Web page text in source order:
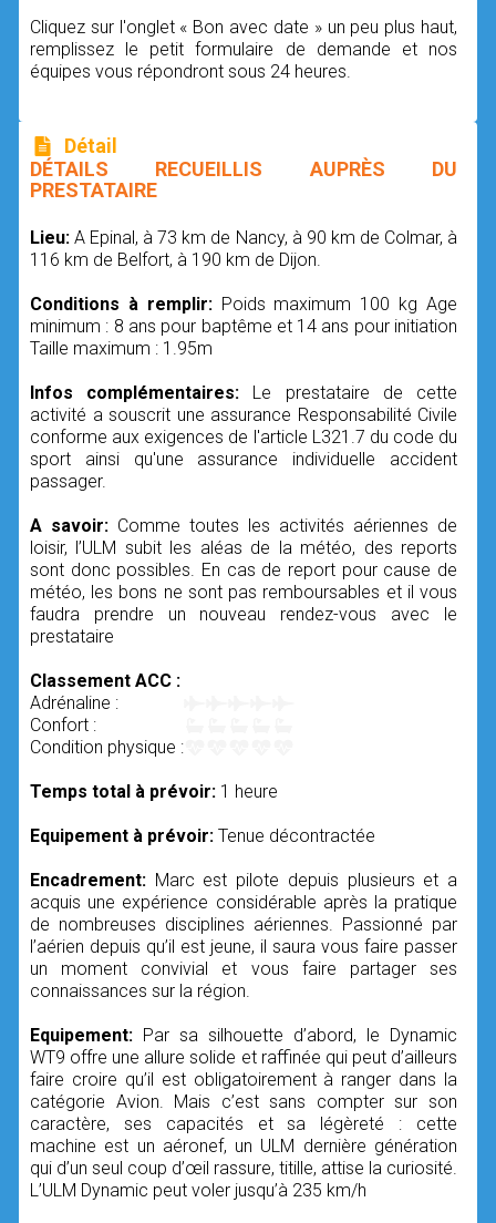
Cliquez sur l'onglet « Bon avec date » un peu plus haut,
remplissez le petit formulaire de demande et nos
équipes vous répondront sous 24 heures.
Détail
DÉTAILS RECUEILLIS AUPRÈS DU
PRESTATAIRE
Lieu:A Epinal, à 73 km de Nancy, à 90 km de Colmar, à
116 km de Belfort, à 190 km de Dijon.
Conditions à remplir: Poids maximum 100 kg Age
minimum : 8 ans pour baptême et 14 ans pour initiation
Taille maximum : 1.95m
Infos complémentaires: Le prestataire de cette
activité a souscrit une assurance Responsabilité Civile
conforme aux exigences de l'article L321.7 du code du
sport ainsi qu'une assurance individuelle accident
passager.
A savoir: Comme toutes les activités aériennes de
loisir, l’ULM subit les aléas de la météo, des reports
sont donc possibles. En cas de report pour cause de
météo, les bons ne sont pas remboursables et il vous
faudra prendre un nouveau rendez-vous avec le
prestataire
Classement ACC :
Adrénaline :
Confort :
Condition physique :
Temps total à prévoir: 1 heure
Equipement à prévoir: Tenue décontractée
Encadrement: Marc est pilote depuis plusieurs et a
acquis une expérience considérable après la pratique
de nombreuses disciplines aériennes. Passionné par
l’aérien depuis qu’il est jeune, il saura vous faire passer
un moment convivial et vous faire partager ses
connaissances sur la région.
Equipement: Par sa silhouette d’abord, le Dynamic
WT9 offre une allure solide et raffinée qui peut d’ailleurs
faire croire qu’il est obligatoirement à ranger dans la
catégorie Avion. Mais c’est sans compter sur son
caractère, ses capacités et sa légèreté : cette
machine est un aéronef, un ULM dernière génération
qui d’un seul coup d’œil rassure, titille, attise la curiosité.
L’ULM Dynamic peut voler jusqu’à 235 km/h